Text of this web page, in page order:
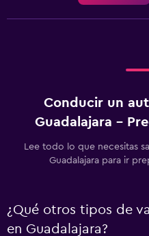
Conducir un
Guadalajara -
Lee todo lo que necesitas
Guadalajara para ir
¿Qué otros tipos de
en Guadalajara?